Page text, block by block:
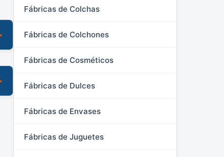
Fábricas de Colchas
Fábricas de Colchones
Fábricas de Cosméticos
Fábricas de Dulces
Fábricas de Envases
Fábricas de Juguetes